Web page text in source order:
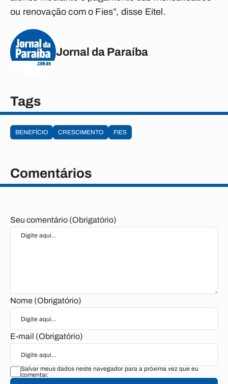
ou renovação com o Fies”, disse Eitel.
Jornal da Paraíba
Tags
BENEFÍCIO CRESCIMENTO FIES
Comentários
Seu comentário (Obrigatório)
Nome (Obrigatório)
E-mail (Obrigatório)
Salvar meus dados neste navegador para a próxima vez que eu
comentar.